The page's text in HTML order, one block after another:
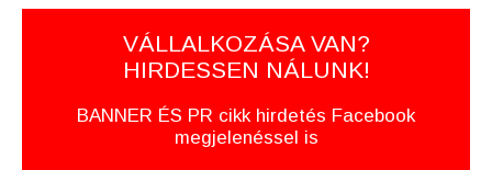
VÁLLALKOZÁSA VAN?
HIRDESSEN NÁLUNK!
BANNER ÉS PR cikk hirdetés Facebook
megjelenéssel is